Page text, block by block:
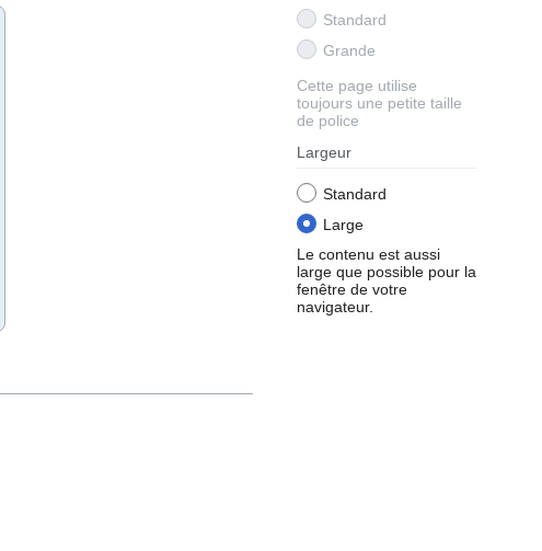
Standard
Grande
Cette page utilise
toujours une petite taille
de police
Largeur
Standard
Large
Le contenu est aussi
large que possible pour la
fenêtre de votre
navigateur.